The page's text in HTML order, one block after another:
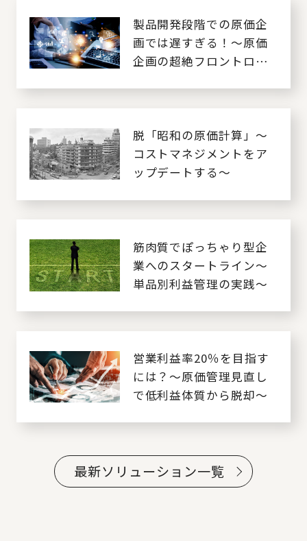
製品開発段階での原価企
画では遅すぎる！～原価
企画の超絶フロントロー
脱「昭和の原価計算」～
コストマネジメントをア
ップデートする～
筋肉質でぽっちゃり型企
業へのスタートライン～
単品別利益管理の実践～
営業利益率20％を目指す
には？～原価管理見直し
で低利益体質から脱却～
最新ソリューション一覧